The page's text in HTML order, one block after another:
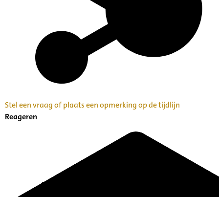
Stel een vraag of plaats een opmerking op de tijdlijn
Reageren